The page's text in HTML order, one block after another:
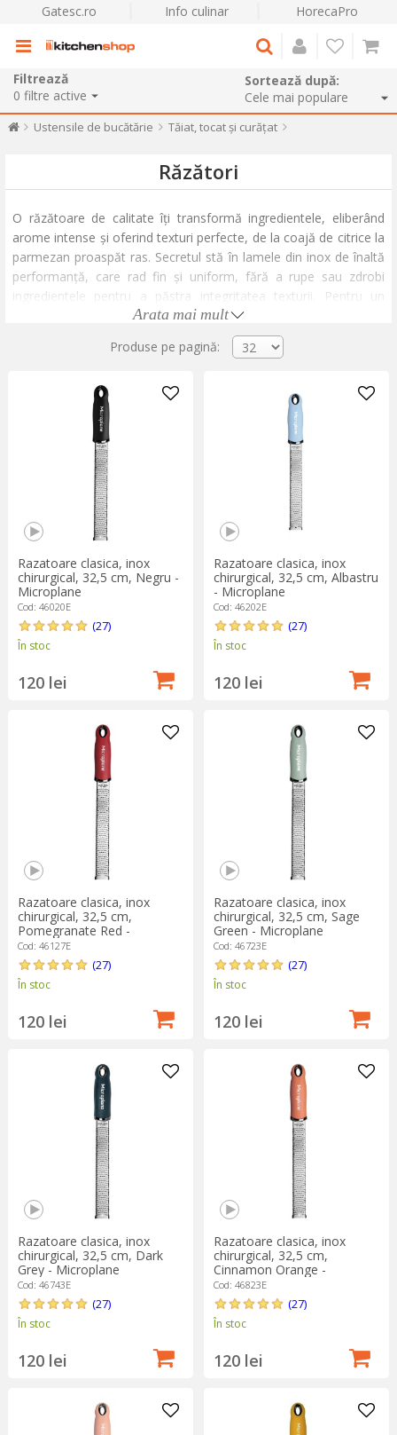
Gatesc.ro Info culinar HorecaPro
Filtrează
0 filtre active
Sortează după:
Ustensile de bucătărie Tăiat, tocat și curățat
Răzători
O răzătoare de calitate îți transformă ingredientele, eliberând
arome intense și oferind texturi perfecte, de la coajă de citrice la
parmezan proaspăt ras. Secretul stă în lamele din inox de înaltă
performanță, care rad fin și uniform, fără a rupe sau zdrobi
ingredientele pentru a păstra integritatea texturii. Pentru un
control excelent, mânerele ergonomice asigură o priză fermă și
Colecția noastră acoperă orice nevoie, incluzând modele
specializate pentru fiecare preparat: de la răzătoarea fină pentru
zest și condimente, la cea clasică, cu mai multe fețe, pentru
legume și brânzeturi.
Gama noastră include branduri de referință precum
renumit pentru lamele sale ultra-ascuțite, și
Westmark
robustețea germană.
Arata mai mult
Produse pe pagină:
Razatoare clasica, inox
chirurgical, 32,5 cm, Negru -
Microplane
Cod: 46020E
(27)
În stoc
120 lei
Razatoare clasica, inox
chirurgical, 32,5 cm, Albastru
- Microplane
Cod: 46202E
(27)
În stoc
120 lei
Razatoare clasica, inox
chirurgical, 32,5 cm,
Pomegranate Red -
Microplane
Cod: 46127E
(27)
În stoc
120 lei
Razatoare clasica, inox
chirurgical, 32,5 cm, Sage
Green - Microplane
Cod: 46723E
(27)
În stoc
120 lei
Razatoare clasica, inox
chirurgical, 32,5 cm, Dark
Grey - Microplane
Cod: 46743E
(27)
În stoc
120 lei
Razatoare clasica, inox
chirurgical, 32,5 cm,
Cinnamon Orange -
Microplane
Cod: 46823E
(27)
În stoc
120 lei